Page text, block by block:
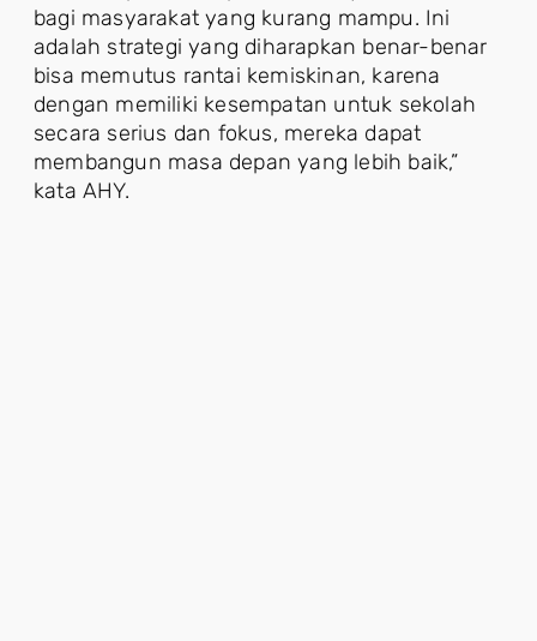
bagi masyarakat yang kurang mampu. Ini
adalah strategi yang diharapkan benar-benar
bisa memutus rantai kemiskinan, karena
dengan memiliki kesempatan untuk sekolah
secara serius dan fokus, mereka dapat
membangun masa depan yang lebih baik,”
kata AHY.